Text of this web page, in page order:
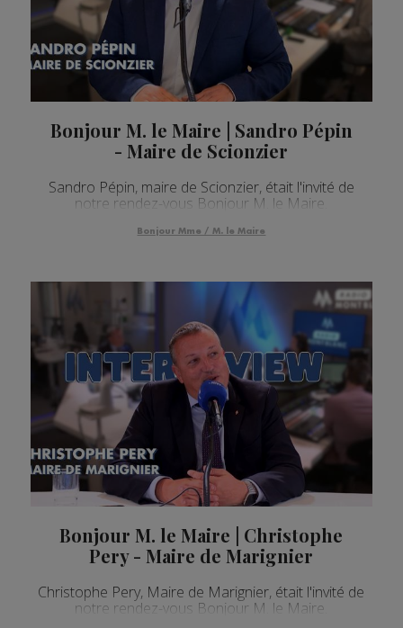
Bonjour M. le Maire | Sandro Pépin
- Maire de Scionzier
Sandro Pépin, maire de Scionzier, était l'invité de
notre rendez-vous Bonjour M. le Maire.
Bonjour Mme / M. le Maire
Bonjour M. le Maire | Christophe
Pery - Maire de Marignier
Christophe Pery, Maire de Marignier, était l'invité de
notre rendez-vous Bonjour M. le Maire.